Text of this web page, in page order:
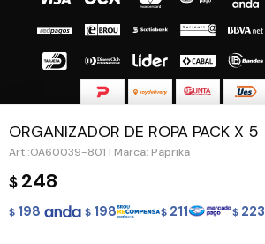
ORGANIZADOR DE ROPA PACK X 5
OA60039-801 | Marca: Paprika
$ 248
$ 198 $ 198 $ 211 $ 223
© Copyright 2026 / Guapa - Paprika